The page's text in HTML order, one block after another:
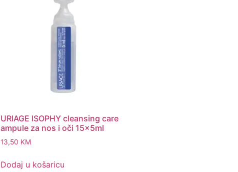
URIAGE ISOPHY cleansing care
ampule za nos i oči 15x5ml
13,50 KM
Dodaj u košaricu